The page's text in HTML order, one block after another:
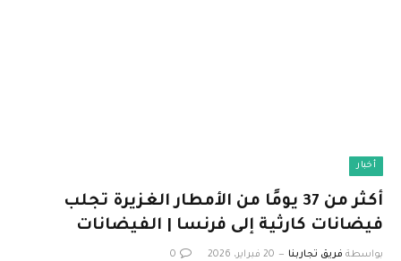
أخبار
أكثر من 37 يومًا من الأمطار الغزيرة تجلب
فيضانات كارثية إلى فرنسا | الفيضانات
بواسطة فريق تجاربنا 20 فبراير، 2026 0